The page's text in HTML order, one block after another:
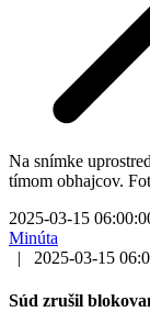
Na snímke
tímom obhajcov.
2025-03-15
Minúta
|
2025-03-15
Súd zrušil